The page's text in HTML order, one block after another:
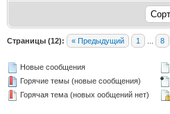
Страницы (12): « Предыдущий 1 8
Новые сообщения
Горячие темы (новые сообщения)
Горячая тема (новых ообщений нет)